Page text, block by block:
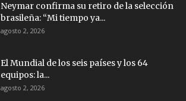
Neymar confirma su retiro de la selección
brasileña: “Mi tiempo ya...
agosto 2, 2026
El Mundial de los seis países y los 64
equipos: la...
agosto 2, 2026